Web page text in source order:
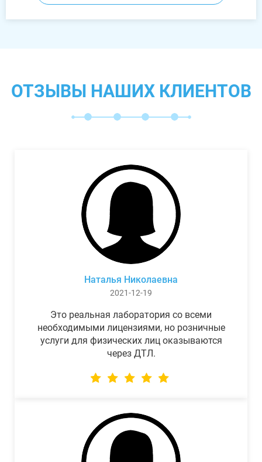
ОТЗЫВЫ НАШИХ КЛИЕНТОВ
Наталья Николаевна
2021-12-19
Это реальная лаборатория со всеми
необходимыми лицензиями, но розничные
услуги для физических лиц оказываются
через ДТЛ.